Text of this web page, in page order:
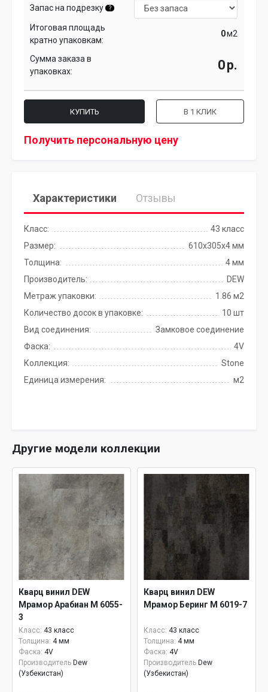
Запас на подрезку ?
Итоговая площадь
кратно упаковкам:
м2
Сумма заказа в
упаковках:
р.
КУПИТЬ В 1 КЛИК
Получить персональную цену
Характеристики Отзывы
Класс:
43 класс
Размер:
610х305х4 мм
Толщина:
4 мм
Производитель:
DEW
Метраж упаковки:
1.86 м2
Количество досок в упаковке:
10 шт
Вид соединения:
Замковое соединение
Фаска:
4V
Коллекция:
Stone
Единица измерения:
м2
Другие модели коллекции
Кварц винил DEW
Мрамор Арабиан М 6055-
3
Класс: 43 класс
Толщина: 4 мм
Фаска: 4V
Производитель Dew
(Узбекистан)
Кварц винил DEW
Мрамор Беринг М 6019-7
Класс: 43 класс
Толщина: 4 мм
Фаска: 4V
Производитель Dew
(Узбекистан)